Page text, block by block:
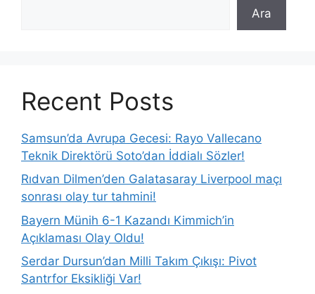
Ara
Recent Posts
Samsun’da Avrupa Gecesi: Rayo Vallecano
Teknik Direktörü Soto’dan İddialı Sözler!
Rıdvan Dilmen’den Galatasaray Liverpool maçı
sonrası olay tur tahmini!
Bayern Münih 6-1 Kazandı Kimmich’in
Açıklaması Olay Oldu!
Serdar Dursun’dan Milli Takım Çıkışı: Pivot
Santrfor Eksikliği Var!